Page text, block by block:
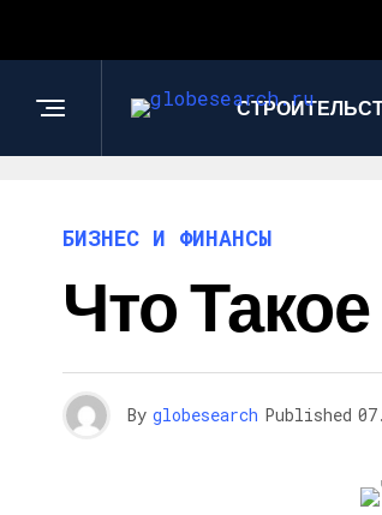
БИЗНЕС И ФИНАНСЫ
Что
By globesearch Published